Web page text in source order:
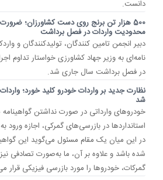
دانست.
500 هزار تن برنج روی دست کشاورزان؛
محدودیت واردات در فصل برداشت
دبیر انجمن تامین کنندگان، تولیدکنندگان و
نامه‌ای به وزیر جهاد کشاورزی خواستار تداوم
در فصل برداشت سال جاری شد.
نظارت جدید بر واردات خودرو کلید خورد؛
شد
خودروهای وارداتی در صورت نداشتن گواهینامه
استانداردها در بازرسی‌های گمرکی، اجازه ورود
در این میان یک مقام مسئول می‌گوید این
شده باشد و علاوه بر آن، ما به‌صورت تصادفی
گمرکات، خودروها را مورد بازرسی فیزیکی قرار